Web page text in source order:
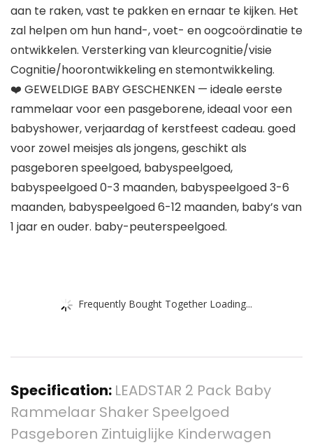
aan te raken, vast te pakken en ernaar te kijken. Het
zal helpen om hun hand-, voet- en oogcoördinatie te
ontwikkelen. Versterking van kleurcognitie/visie
Cognitie/hoorontwikkeling en stemontwikkeling.
❤️ GEWELDIGE BABY GESCHENKEN — ideale eerste
rammelaar voor een pasgeborene, ideaal voor een
babyshower, verjaardag of kerstfeest cadeau. goed
voor zowel meisjes als jongens, geschikt als
pasgeboren speelgoed, babyspeelgoed,
babyspeelgoed 0-3 maanden, babyspeelgoed 3-6
maanden, babyspeelgoed 6-12 maanden, baby’s van
1 jaar en ouder. baby-peuterspeelgoed.
Frequently Bought Together Loading...
Specification: LEADSTAR 2 Pack Baby
Rammelaar Shaker Speelgoed
Pasgeboren Zintuiglijke Kinderwagen